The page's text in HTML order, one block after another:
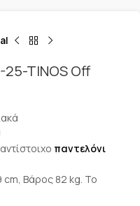
TINOS Off
παντελόνι
cm, Βάρος 82 kg. Το